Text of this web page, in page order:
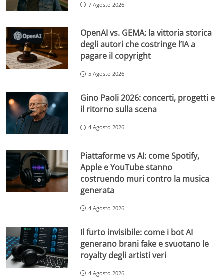
7 Agosto 2026
OpenAI vs. GEMA: la vittoria storica
degli autori che costringe l’IA a
pagare il copyright
5 Agosto 2026
Gino Paoli 2026: concerti, progetti e
il ritorno sulla scena
4 Agosto 2026
Piattaforme vs AI: come Spotify,
Apple e YouTube stanno
costruendo muri contro la musica
generata
4 Agosto 2026
Il furto invisibile: come i bot AI
generano brani fake e svuotano le
royalty degli artisti veri
4 Agosto 2026